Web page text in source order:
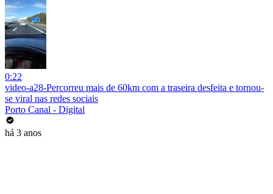
0:22
video-a28-Percorreu mais de 60km com a traseira desfeita e tornou-
se viral nas redes sociais
Porto Canal - Digital
há 3 anos